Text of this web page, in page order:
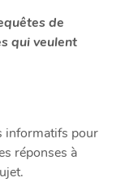
de
qui veulent
informatifs pour
réponses à